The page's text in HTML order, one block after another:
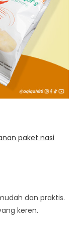
paket nasi
dan praktis.
keren.